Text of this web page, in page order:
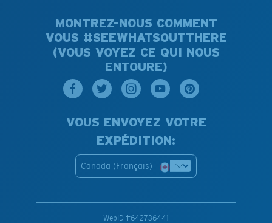
MONTREZ-NOUS COMMENT
VOUS #SEEWHATSOUTTHERE
(VOUS VOYEZ CE QUI NOUS
ENTOURE)
VOUS ENVOYEZ VOTRE
EXPÉDITION:
Canada (Français)
WebID #642736441